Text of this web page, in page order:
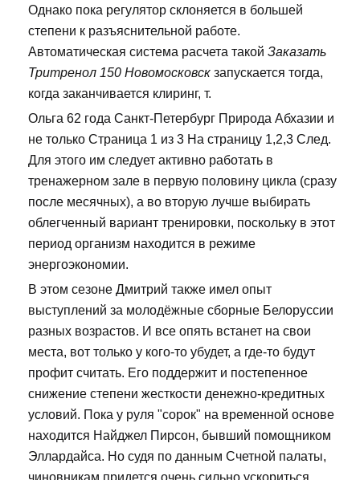
Однако пока регулятор склоняется в большей
степени к разъяснительной работе.
Автоматическая система расчета такой Заказать
Тритренол 150 Новомосковск запускается тогда,
когда заканчивается клиринг, т.
Ольга 62 года Санкт-Петербург Природа Абхазии и
не только Страница 1 из 3 На страницу 1,2,3 След.
Для этого им следует активно работать в
тренажерном зале в первую половину цикла (сразу
после месячных), а во вторую лучше выбирать
облегченный вариант тренировки, поскольку в этот
период организм находится в режиме
энергоэкономии.
В этом сезоне Дмитрий также имел опыт
выступлений за молодёжные сборные Белоруссии
разных возрастов. И все опять встанет на свои
места, вот только у кого-то убудет, а где-то будут
профит считать. Его поддержит и постепенное
снижение степени жесткости денежно-кредитных
условий. Пока у руля "сорок" на временной основе
находится Найджел Пирсон, бывший помощником
Эллардайса. Но судя по данным Счетной палаты,
чиновникам придется очень сильно ускориться,